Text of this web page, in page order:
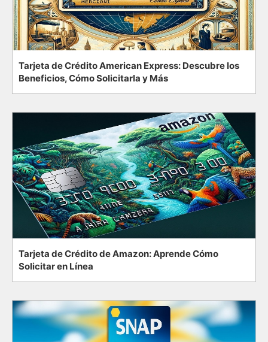
Tarjeta de Crédito American Express: Descubre los
Beneficios, Cómo Solicitarla y Más
Tarjeta de Crédito de Amazon: Aprende Cómo
Solicitar en Línea